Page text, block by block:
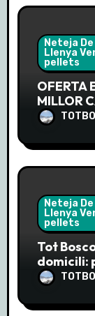
e
d
Neteja
Llenya
pellets
OFERTA
MILLOR
LA
Neteja
Llenya
pellets
Tot
domicili: